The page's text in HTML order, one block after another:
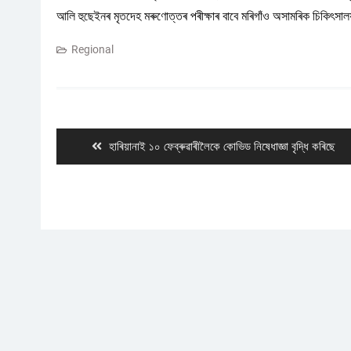
আলি হুছেইনৰ মৃতদেহ মৰুণোত্তৰ পৰীক্ষাৰ বাবে মৰিগাঁও অসামৰিক
Regional
Previous
post:
হাৰিয়ানাই ১০ ফেব্ৰুৱাৰীলৈকে কোভিড নিষেধাজ্ঞা বৃদ্ধি কৰিছে